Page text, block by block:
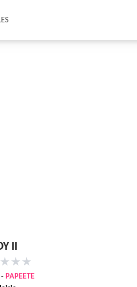
II
★ ★ ★
- PAPEETE